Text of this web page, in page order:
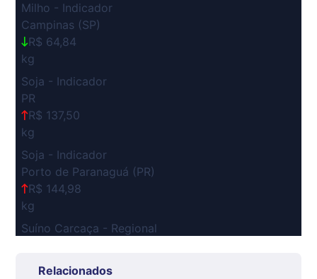
Milho - Indicador
Campinas (SP)
R$ 64,84
kg
Soja - Indicador
PR
R$ 137,50
kg
Soja - Indicador
Porto de Paranaguá (PR)
R$ 144,98
kg
Suíno Carcaça - Regional
R$ 7,53
Relacionados